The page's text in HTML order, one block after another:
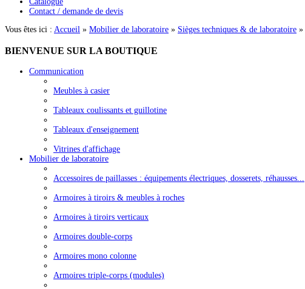
Contact / demande de devis
Vous êtes ici : Accueil » Mobilier de laboratoire » Sièges techniques & de laboratoire »
BIENVENUE SUR LA BOUTIQUE
Communication
Meubles à casier
Tableaux coulissants et guillotine
Tableaux d'enseignement
Vitrines d'affichage
Mobilier de laboratoire
Accessoires de paillasses : équipements électriques, dosserets, réhausses...
Armoires à tiroirs & meubles à roches
Armoires à tiroirs verticaux
Armoires double-corps
Armoires mono colonne
Armoires triple-corps (modules)